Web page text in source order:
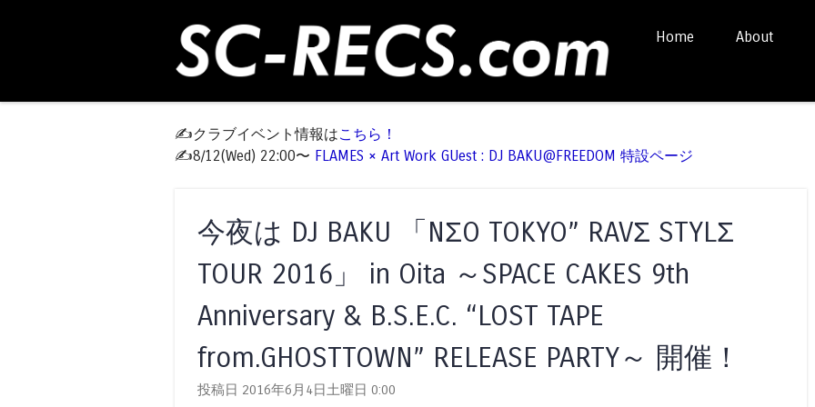
Skip to content
Home About
✍️クラブイベント情報はこちら！
✍️8/12(Wed) 22:00〜 FLAMES × Art Work GUest : DJ BAKU@FREEDOM 特設ページ
今夜は DJ BAKU 「NΣO TOKYO” RAVΣ STYLΣ
TOUR 2016」 in Oita ～SPACE CAKES 9th
Anniversary & B.S.E.C. “LOST TAPE
from.GHOSTTOWN” RELEASE PARTY～ 開催！
投稿日 2016年6月4日土曜日 0:00